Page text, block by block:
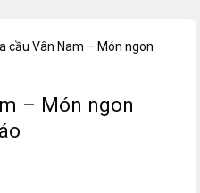
cầu Vân Nam – Món ngon
– Món ngon